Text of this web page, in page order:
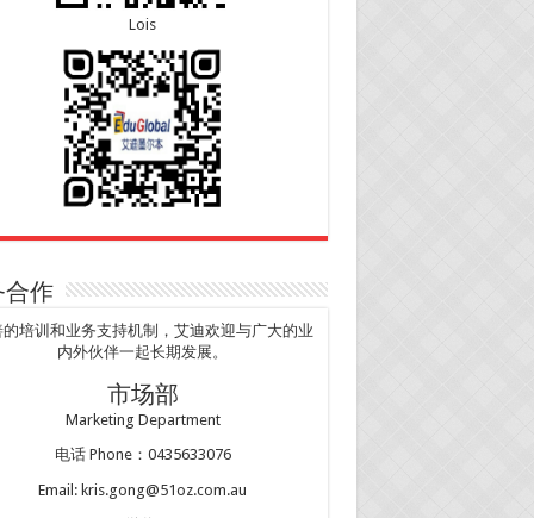
Lois
合作
培训和业务支持机制，艾迪欢迎与广大的业
内外伙伴一起长期发展。
市场部
Marketing Department
电话 Phone：0435633076
Email: kris.gong@51oz.com.au